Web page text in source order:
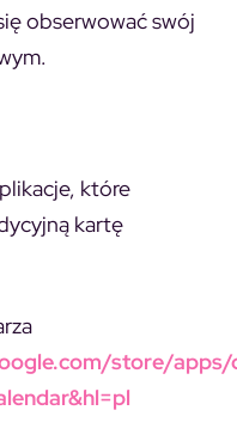
obserwować swój
które
kartę
store/apps/